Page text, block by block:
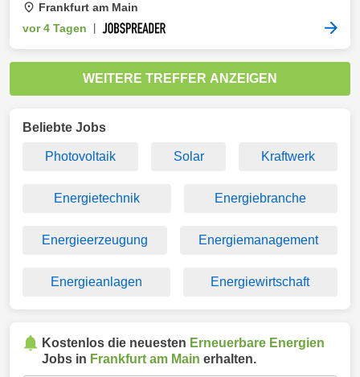
Frankfurt am Main
vor 4 Tagen
WEITERE TREFFER ANZEIGEN
Beliebte Jobs
Photovoltaik Solar Kraftwerk
Energietechnik Energiebranche
Energieerzeugung Energiemanagement
Energieanlagen Energiewirtschaft
Kostenlos die neuesten Erneuerbare Energien
Jobs in Frankfurt am Main erhalten.